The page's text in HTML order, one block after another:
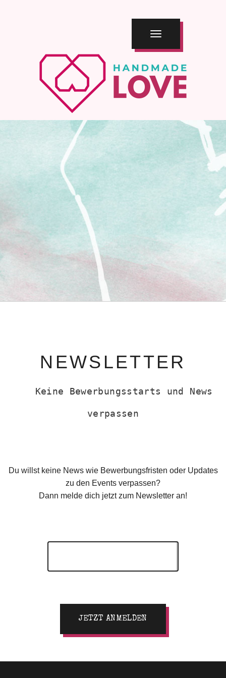
TOGGLE
NEWSLETTER
Keine Bewerbungsstarts und News
verpassen
Du willst keine News wie Bewerbungsfristen oder Updates
zu den Events verpassen?
Dann melde dich jetzt zum Newsletter an!